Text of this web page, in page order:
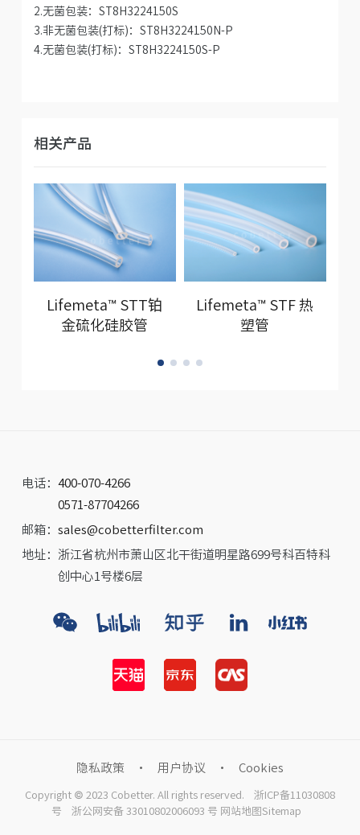
CN EN JP
2.无菌包装：ST8H3224150S
3.非无菌包装(打标)：ST8H3224150N-P
4.无菌包装(打标)：ST8H3224150S-P
相关产品
Lifemeta™ STT铂
金硫化硅胶管
Lifemeta™ STF 热
塑管
电话： 400-070-4266
0571-87704266
邮箱： sales@cobetterfilter.com
地址： 浙江省杭州市萧山区北干街道明星路699号科百特科
创中心1号楼6层
隐私政策 · 用户协议 · Cookies
Copyright © 2023 Cobetter. All rights reserved. 浙ICP备11030808
号 浙公网安备33010802006093 号 网站地图Sitemap